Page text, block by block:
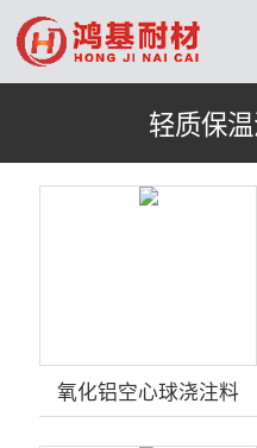
轻质保
氧化铝空心球浇注料